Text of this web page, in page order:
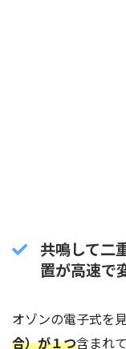
共鳴して二
置が高速で
オゾンの電子式を
合）が１つ含まれ